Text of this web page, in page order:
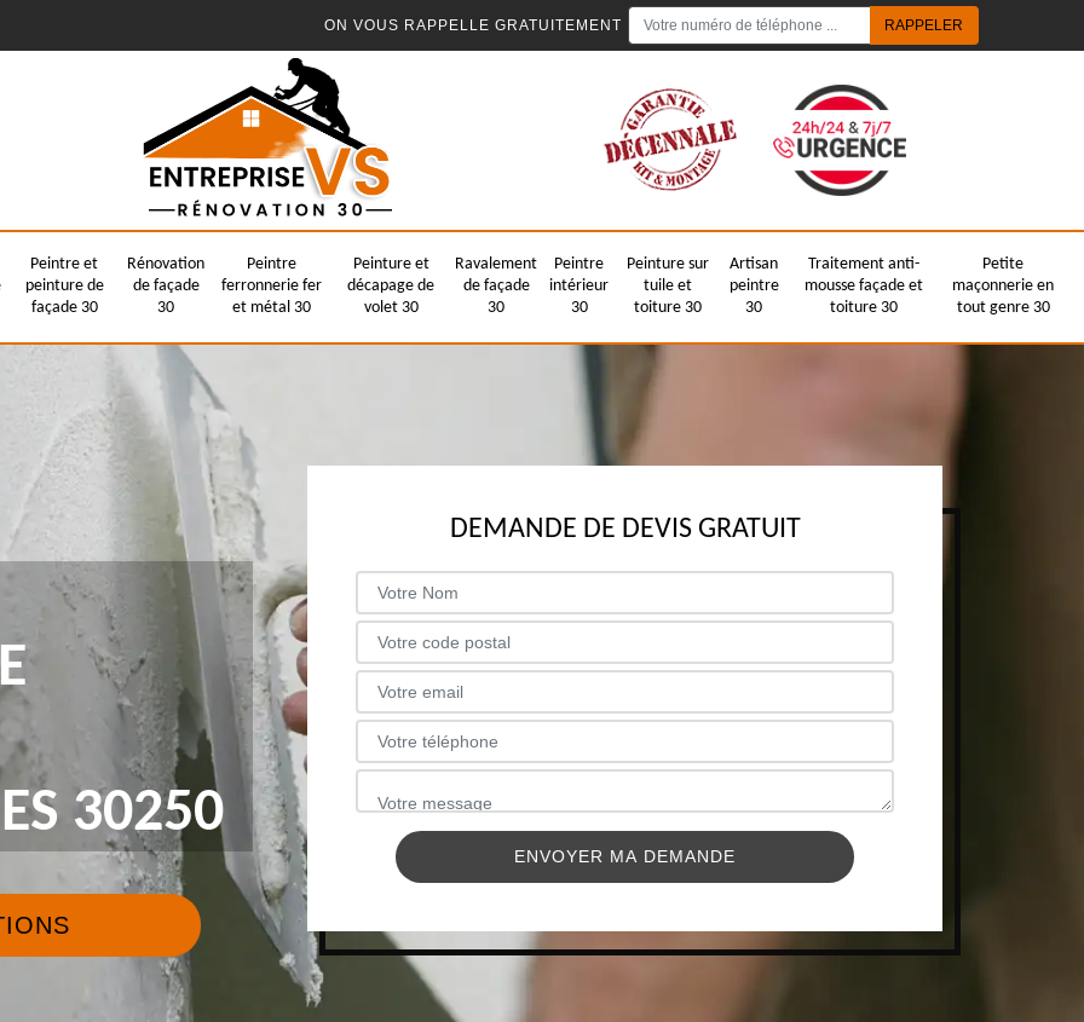
ON VOUS RAPPELLE GRATUITEMENT
Peintre et
peinture de
façade 30
Rénovation
de façade
30
Peintre
ferronnerie fer
et métal 30
Peinture et
décapage de
volet 30
Ravalement
de façade
30
Peintre
intérieur
30
Peinture sur
tuile et
toiture 30
Artisan
peintre
30
Traitement anti-
mousse façade et
toiture 30
Petite
maçonnerie en
tout genre 30
30250
DEMANDE DE DEVIS GRATUIT